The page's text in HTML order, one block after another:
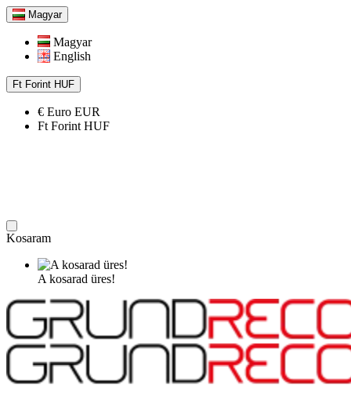
Magyar
Magyar
English
Ft Forint HUF
€ Euro EUR
Ft Forint HUF
Kosaram
A kosarad üres!